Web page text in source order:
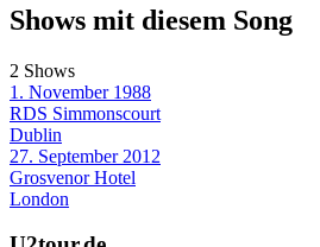
Shows mit diesem Song
2 Shows
1. November 1988
RDS Simmonscourt
Dublin
27. September 2012
Grosvenor Hotel
London